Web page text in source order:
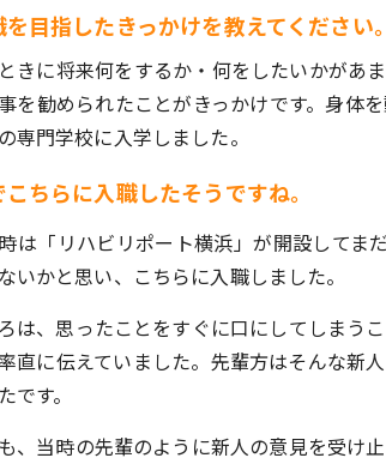
目指したきっかけを教えてください。
きに将来何をするか・何をしたいかがあ
を勧められたことがきっかけです。身体
専門学校に入学しました。
ちらに入職したそうですね。
は「リハビリポート横浜」が開設して
いかと思い、こちらに入職しました。
は、思ったことをすぐに口にしてしまう
直に伝えていました。先輩方はそんな新
です。
、当時の先輩のように新人の意見を受け